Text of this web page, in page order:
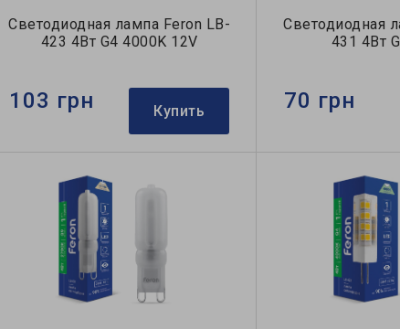
Светодиодная лампа Feron LB-
423 4Вт G4 4000K 12V
103 грн Купить
Светодиодная
431 4Вт
70 грн